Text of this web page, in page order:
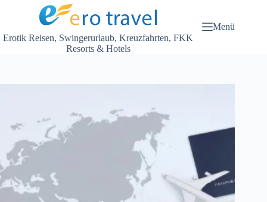
Erotik Reisen, Swingerurlaub, Kreuzfahrten, FKK
Resorts & Hotels
Menü